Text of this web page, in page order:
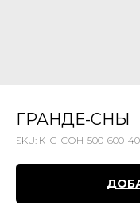
ГРАНДЕ-СНЫ
SKU: К-С-СОН-500-600-